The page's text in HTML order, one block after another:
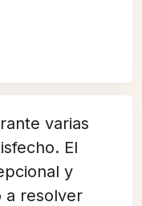
varias
El
y
a resolver